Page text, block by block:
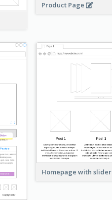
Product Page
Homepage with slider